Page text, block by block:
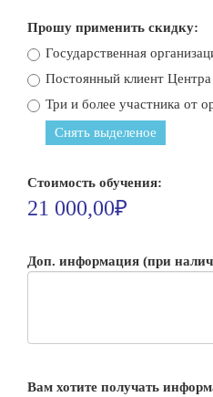
Прошу применить скидку:
Государственная
Постоянный клиент
Три и более участника от
Снять выделеное
Стоимость обучения:
21 000,00₽
Доп. информация (при
Вам хотите получать